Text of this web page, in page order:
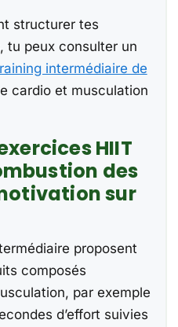
structurer tes
tu peux consulter un
intermédiaire de
cardio et musculation
HIIT
des
sur
proposent
composés
par exemple
d’effort suivies